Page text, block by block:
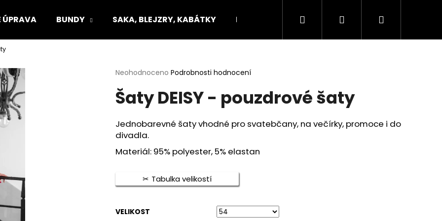
ÚPRAVA BUNDY SAKA, BLEJZRY, KABÁTKY KOSTÝMY A KOMPLETY TOPY, TUNIKY A
Hledat PřihlášeníNákupní
Průměrné
produktu
je
5
hvězdiček.
Neohodnoceno Podrobnosti hodnocení
Šaty DEISY - pouzdrové šaty
Jednobarevné šaty vhodné pro svatebčany, na večírky, promoce i do
divadla.
Materiál: 95% polyester, 5% elastan
Tabulka velikostí
VELIKOST
Co potřebujete najít?
HLEDAT